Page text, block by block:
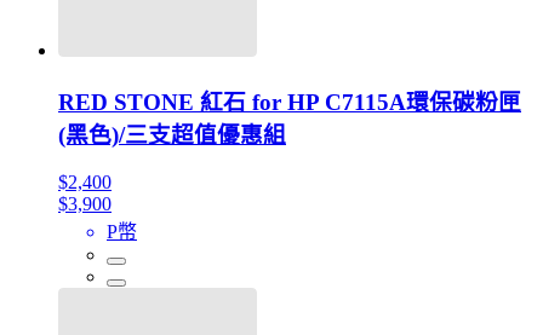
RED STONE 紅石 for HP C7115A環保碳粉匣
(黑色)/三支超值優惠組
$2,400
$3,900
P幣